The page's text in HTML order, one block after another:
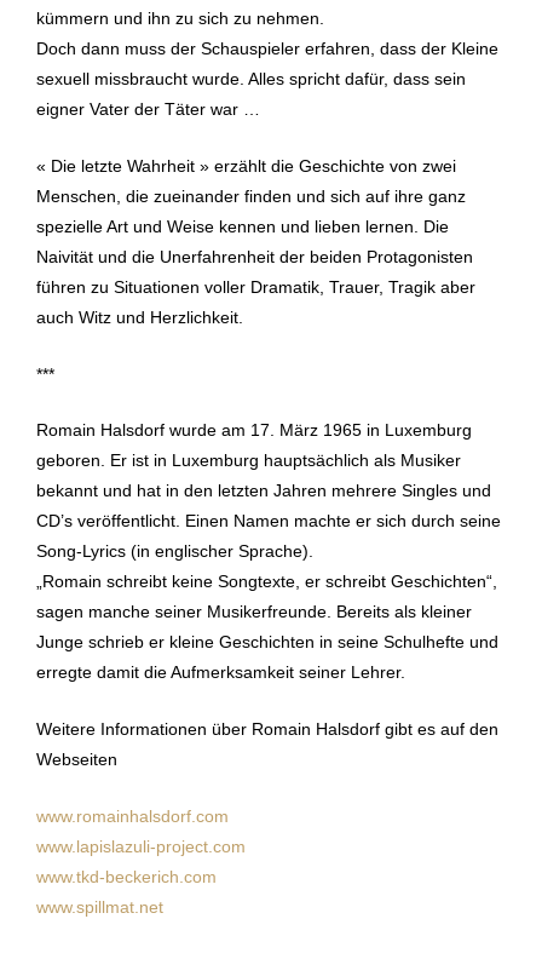
kümmern und ihn zu sich zu nehmen.
Doch dann muss der Schauspieler erfahren, dass der Kleine
sexuell missbraucht wurde. Alles spricht dafür, dass sein
eigner Vater der Täter war …
« Die letzte Wahrheit » erzählt die Geschichte von zwei
Menschen, die zueinander finden und sich auf ihre ganz
spezielle Art und Weise kennen und lieben lernen. Die
Naivität und die Unerfahrenheit der beiden Protagonisten
führen zu Situationen voller Dramatik, Trauer, Tragik aber
auch Witz und Herzlichkeit.
***
Romain Halsdorf wurde am 17. März 1965 in Luxemburg
geboren. Er ist in Luxemburg hauptsächlich als Musiker
bekannt und hat in den letzten Jahren mehrere Singles und
CD’s veröffentlicht. Einen Namen machte er sich durch seine
Song-Lyrics (in englischer Sprache).
„Romain schreibt keine Songtexte, er schreibt Geschichten“,
sagen manche seiner Musikerfreunde. Bereits als kleiner
Junge schrieb er kleine Geschichten in seine Schulhefte und
erregte damit die Aufmerksamkeit seiner Lehrer.
Weitere Informationen über Romain Halsdorf gibt es auf den
Webseiten
www.romainhalsdorf.com
www.lapislazuli-project.com
www.tkd-beckerich.com
www.spillmat.net